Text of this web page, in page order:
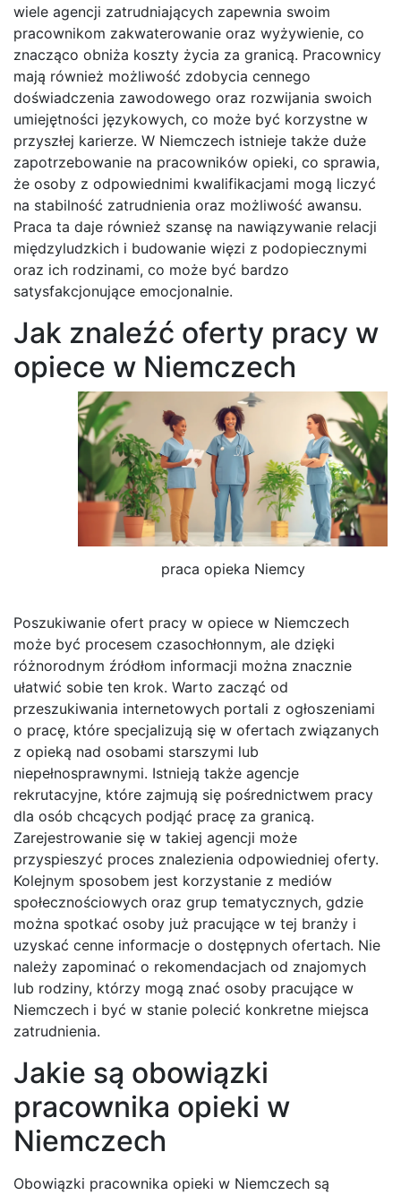
wiele agencji zatrudniających zapewnia swoim
pracownikom zakwaterowanie oraz wyżywienie, co
znacząco obniża koszty życia za granicą. Pracownicy
mają również możliwość zdobycia cennego
doświadczenia zawodowego oraz rozwijania swoich
umiejętności językowych, co może być korzystne w
przyszłej karierze. W Niemczech istnieje także duże
zapotrzebowanie na pracowników opieki, co sprawia,
że osoby z odpowiednimi kwalifikacjami mogą liczyć
na stabilność zatrudnienia oraz możliwość awansu.
Praca ta daje również szansę na nawiązywanie relacji
międzyludzkich i budowanie więzi z podopiecznymi
oraz ich rodzinami, co może być bardzo
satysfakcjonujące emocjonalnie.
Jak znaleźć oferty pracy w
opiece w Niemczech
praca opieka Niemcy
Poszukiwanie ofert pracy w opiece w Niemczech
może być procesem czasochłonnym, ale dzięki
różnorodnym źródłom informacji można znacznie
ułatwić sobie ten krok. Warto zacząć od
przeszukiwania internetowych portali z ogłoszeniami
o pracę, które specjalizują się w ofertach związanych
z opieką nad osobami starszymi lub
niepełnosprawnymi. Istnieją także agencje
rekrutacyjne, które zajmują się pośrednictwem pracy
dla osób chcących podjąć pracę za granicą.
Zarejestrowanie się w takiej agencji może
przyspieszyć proces znalezienia odpowiedniej oferty.
Kolejnym sposobem jest korzystanie z mediów
społecznościowych oraz grup tematycznych, gdzie
można spotkać osoby już pracujące w tej branży i
uzyskać cenne informacje o dostępnych ofertach. Nie
należy zapominać o rekomendacjach od znajomych
lub rodziny, którzy mogą znać osoby pracujące w
Niemczech i być w stanie polecić konkretne miejsca
zatrudnienia.
Jakie są obowiązki
pracownika opieki w
Niemczech
Obowiązki pracownika opieki w Niemczech są